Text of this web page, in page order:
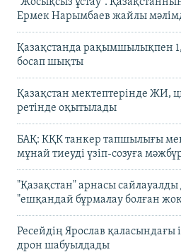
Ермек Нарымбаев жайлы
Қазақстанда рақымшылықпен
босап шықты
Қазақстан мектептерінде ЖИ,
ретінде оқытылады
БАҚ: КҚК танкер тапшылығы мен
мұнай тиеуді үзіп-созуға
"Қазақстан" арнасы
"ешқандай бұрмалау болған
Ресейдің Ярослав қаласындағы
дрон шабуылдады